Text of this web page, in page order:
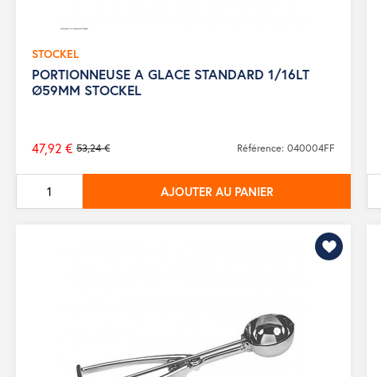
STOCKEL
PORTIONNEUSE A GLACE STANDARD 1/16LT
Ø59MM STOCKEL
Prix
de
base
53,24 €
47,92 € Référence: 040004FF
AJOUTER AU PANIER